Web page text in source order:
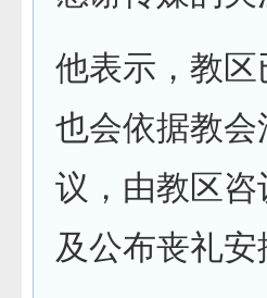
他表示，教
也会依据教
议，由教区
及公布丧礼安